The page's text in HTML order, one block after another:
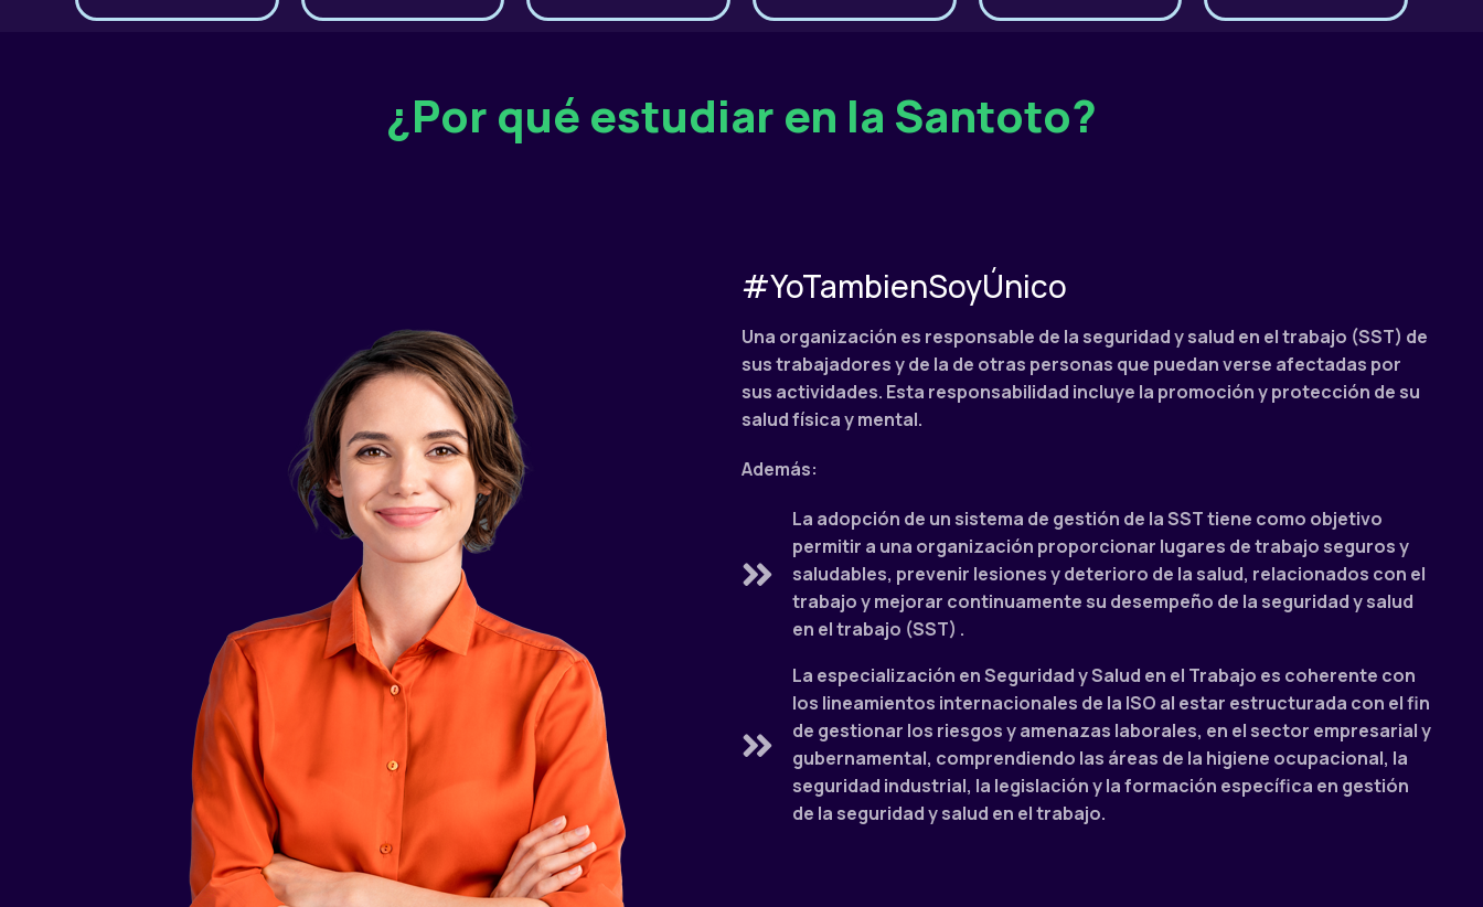
¿Por qué estudiar en la Santoto?
#YoTambienSoyÚnico
Una organización es responsable de la seguridad y salud en el trabajo (SST) de
sus trabajadores y de la de otras personas que puedan verse afectadas por
sus actividades. Esta responsabilidad incluye la promoción y protección de su
salud física y mental.
Además:
La adopción de un sistema de gestión de la SST tiene como objetivo
permitir a una organización proporcionar lugares de trabajo seguros y
saludables, prevenir lesiones y deterioro de la salud, relacionados con el
trabajo y mejorar continuamente su desempeño de la seguridad y salud
en el trabajo (SST) .
La especialización en Seguridad y Salud en el Trabajo es coherente con
los lineamientos internacionales de la ISO al estar estructurada con el fin
de gestionar los riesgos y amenazas laborales, en el sector empresarial y
gubernamental, comprendiendo las áreas de la higiene ocupacional, la
seguridad industrial, la legislación y la formación específica en gestión
de la seguridad y salud en el trabajo.